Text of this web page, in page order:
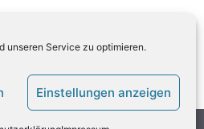
unseren Service zu optimieren.
Einstellungen anzeigen